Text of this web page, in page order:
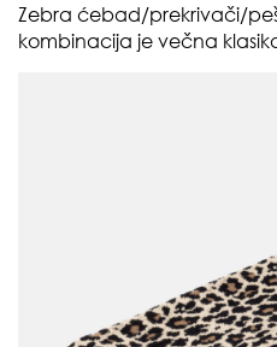
Zebra ćebad/prekrivači/
kombinacija je večna